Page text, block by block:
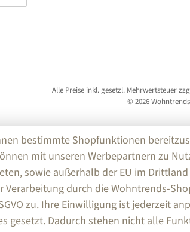
Alle Preise inkl. gesetzl. Mehrwertsteuer
© 2026
bestimmte Shopfunktionen
mit unseren Werbepartnern zu
sowie außerhalb der EU im
durch die Wohntrends-
zu. Ihre Einwilligung ist jederzeit
gesetzt. Dadurch stehen nicht alle